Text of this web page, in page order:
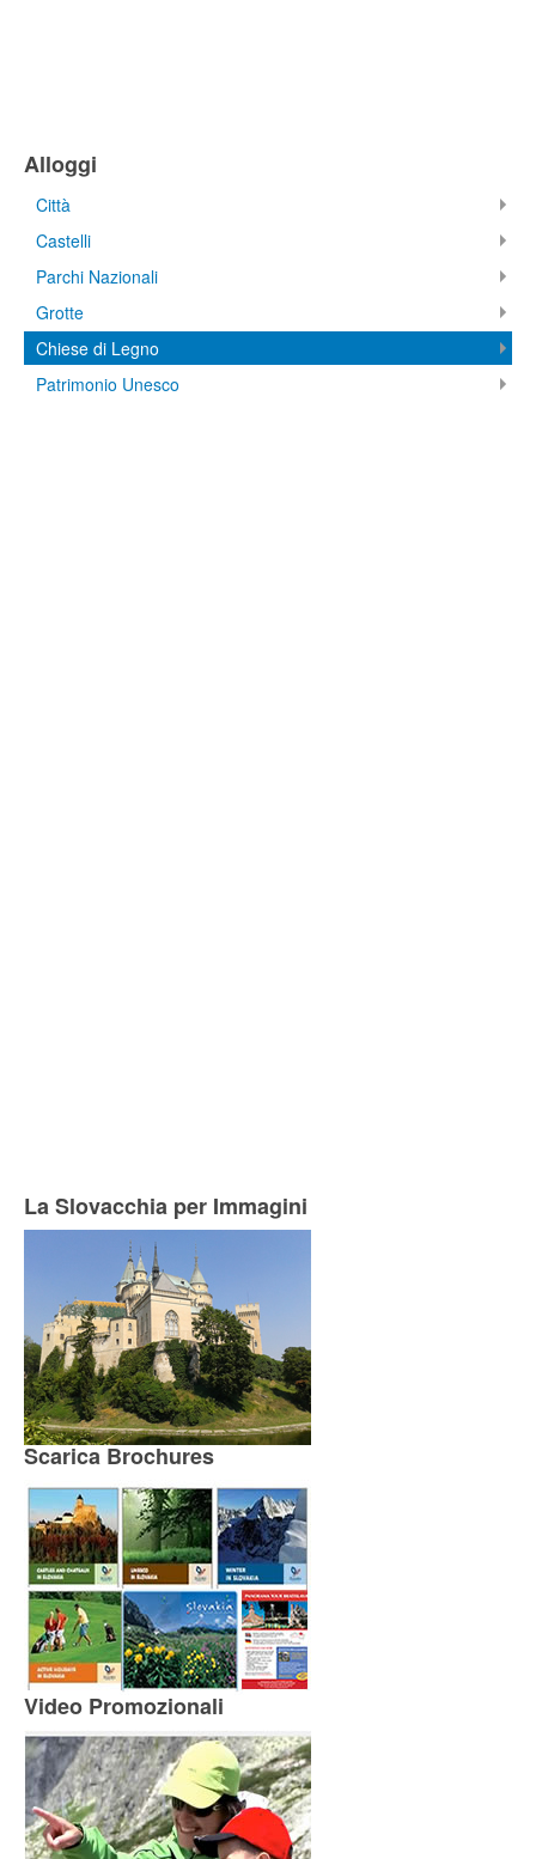
Alloggi
Città
Castelli
Parchi Nazionali
Grotte
Chiese di Legno
Patrimonio Unesco
La Slovacchia per Immagini
Scarica Brochures
Video Promozionali